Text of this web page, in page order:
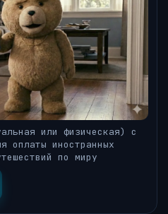
или физическая) с
оплаты иностранных
по миру